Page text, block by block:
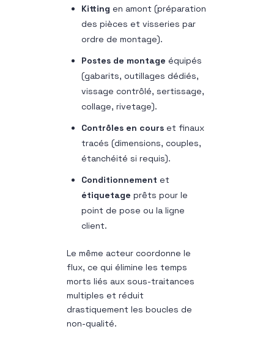
Kitting en amont (préparation
des pièces et visseries par
ordre de montage).
Postes de montage équipés
(gabarits, outillages dédiés,
vissage contrôlé, sertissage,
collage, rivetage).
Contrôles en cours et finaux
tracés (dimensions, couples,
étanchéité si requis).
Conditionnement et
étiquetage prêts pour le
point de pose ou la ligne
client.
Le même acteur coordonne le
flux, ce qui élimine les temps
morts liés aux sous-traitances
multiples et réduit
drastiquement les boucles de
non-qualité.